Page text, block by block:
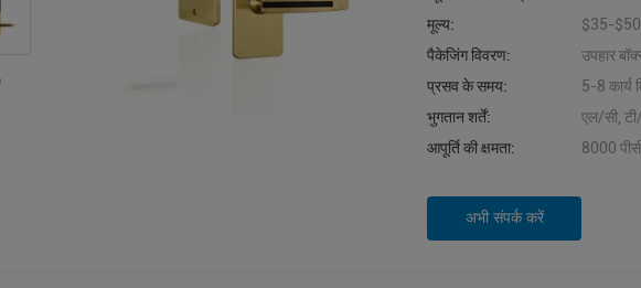
मूल्य:
$35-
पैकेजिंग विवरण:
उपहार
प्रसव के समय:
5-8 कार्य
भुगतान शर्तें:
एल/सी,
आपूर्ति की क्षमता:
8000
अभी संपर्क करें